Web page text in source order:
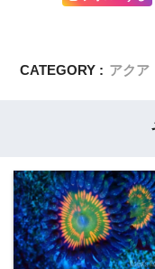
CATEGORY : アクア